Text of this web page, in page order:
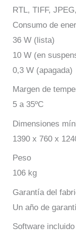
RTL, TIFF,
Consumo de
36 W (lista)
10 W (en
0,3 W (apagada)
Margen de
5 a 35ºC
Dimensiones
1390 x 760 x
Peso
106 kg
Garantía del
Un año de
Software incluido